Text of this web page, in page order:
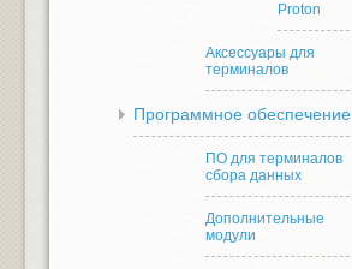
Proton
Аксессуары для
терминалов
Программное обеспечение
ПО для терминалов
сбора данных
Дополнительные
модули